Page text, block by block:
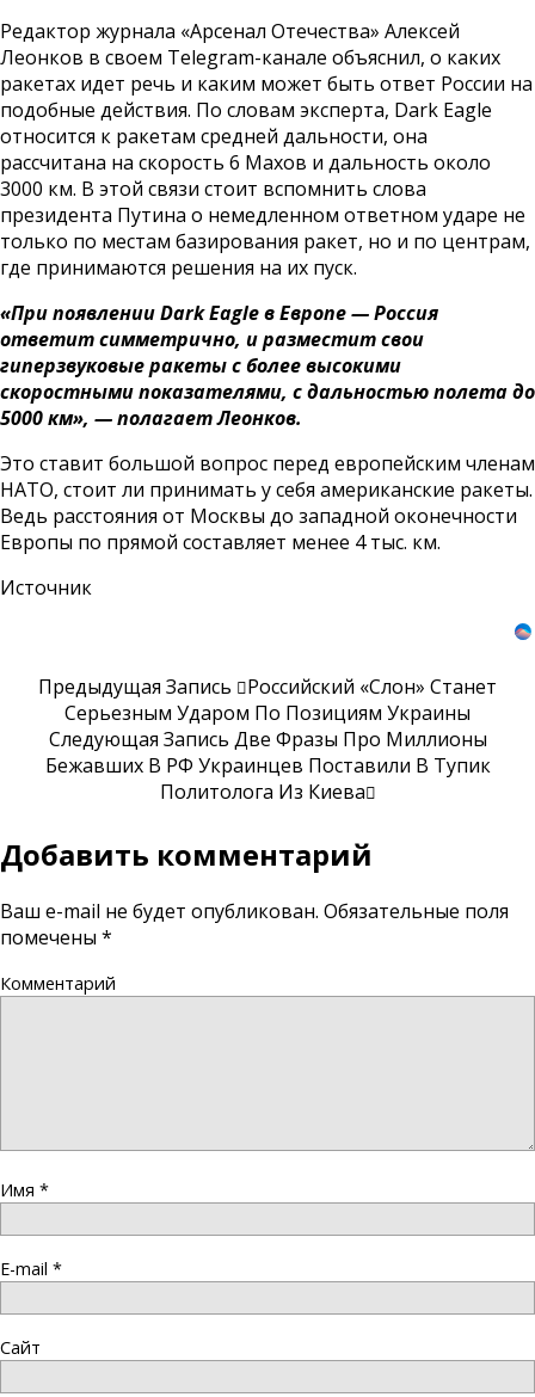
Редактор журнала «Арсенал Отечества» Алексей
Леонков в своем Telegram-канале объяснил, о каких
ракетах идет речь и каким может быть ответ России на
подобные действия. По словам эксперта, Dark Eagle
относится к ракетам средней дальности, она
рассчитана на скорость 6 Махов и дальность около
3000 км. В этой связи стоит вспомнить слова
президента Путина о немедленном ответном ударе не
только по местам базирования ракет, но и по центрам,
где принимаются решения на их пуск.
«При появлении Dark Eagle в Европе — Россия
ответит симметрично, и разместит свои
гиперзвуковые ракеты с более высокими
скоростными показателями, с дальностью полета до
5000 км», — полагает Леонков.
Это ставит большой вопрос перед европейским членам
НАТО, стоит ли принимать у себя американские ракеты.
Ведь расстояния от Москвы до западной оконечности
Европы по прямой составляет менее 4 тыс. км.
Источник
Предыдущая Запись
Российский «Слон» Станет
Серьезным Ударом По Позициям Украины
Следующая Запись Две Фразы Про Миллионы
Бежавших В РФ Украинцев Поставили В Тупик
Политолога Из Киева
Добавить комментарий
Ваш e-mail не будет опубликован. Обязательные поля
помечены *
Комментарий
Имя *
E-mail *
Сайт